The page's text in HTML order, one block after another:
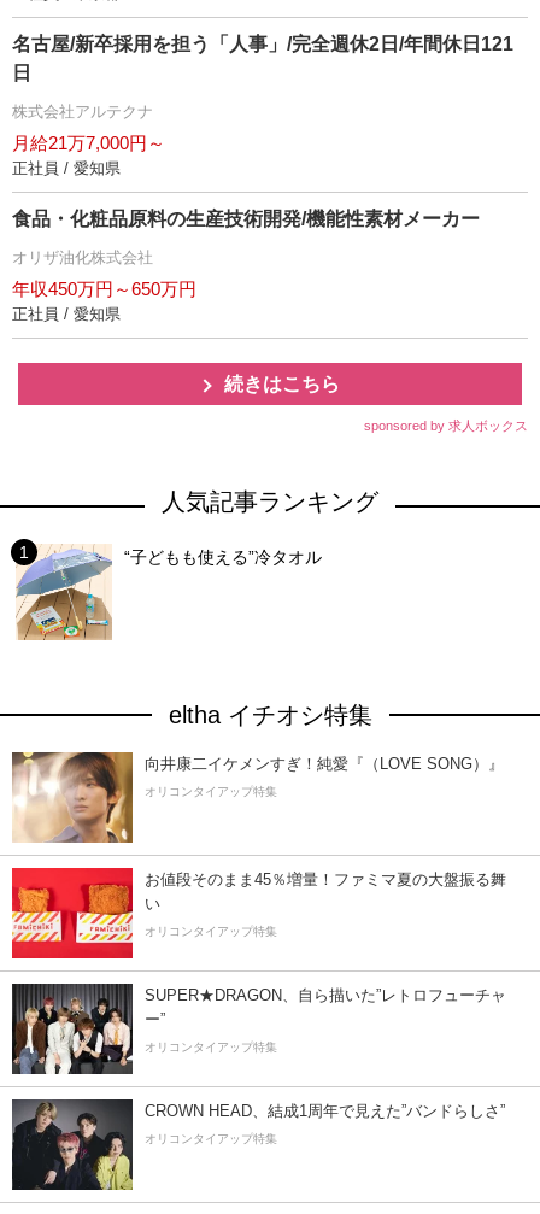
名古屋/新卒採用を担う「人事」/完全週休2日/年間休日121
日
株式会社アルテクナ
月給21万7,000円～
正社員 / 愛知県
食品・化粧品原料の生産技術開発/機能性素材メーカー
オリザ油化株式会社
年収450万円～650万円
正社員 / 愛知県
続きはこちら
sponsored by 求人ボックス
人気記事ランキング
“子どもも使える”冷タオル
eltha イチオシ特集
向井康二イケメンすぎ！純愛『（LOVE SONG）』
オリコンタイアップ特集
お値段そのまま45％増量！ファミマ夏の大盤振る舞
い
オリコンタイアップ特集
SUPER★DRAGON、自ら描いた”レトロフューチャ
ー”
オリコンタイアップ特集
CROWN HEAD、結成1周年で見えた”バンドらしさ”
オリコンタイアップ特集